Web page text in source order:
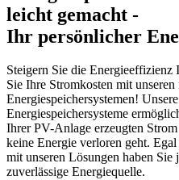
leicht gemacht -
Ihr persönlicher
Steigern Sie die Energieeffizienz
Sie Ihre Stromkosten mit unseren
Energiespeichersystemen!
Energiespeichersysteme
Ihrer PV-Anlage erzeugten
keine Energie verloren geht.
mit unseren Lösungen haben
zuverlässige Energiequelle.